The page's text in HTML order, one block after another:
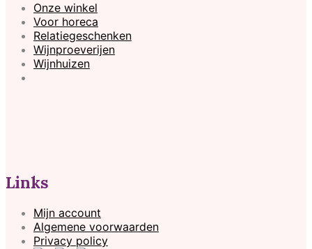
Onze winkel
Voor horeca
Relatiegeschenken
Wijnproeverijen
Wijnhuizen
Links
Mijn account
Algemene voorwaarden
Privacy policy